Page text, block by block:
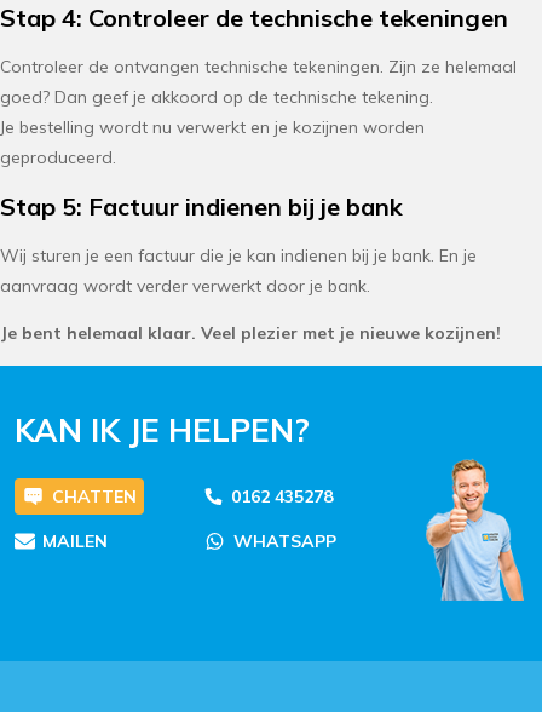
Stap 4: Controleer de technische tekeningen
Controleer de ontvangen technische tekeningen. Zijn ze helemaal
goed? Dan geef je akkoord op de technische tekening.
Je bestelling wordt nu verwerkt en je kozijnen worden
geproduceerd.
Stap 5: Factuur indienen bij je bank
Wij sturen je een factuur die je kan indienen bij je bank. En je
aanvraag wordt verder verwerkt door je bank.
Je bent helemaal klaar. Veel plezier met je nieuwe kozijnen!
KAN IK JE HELPEN?
CHATTEN 0162 435278
MAILEN WHATSAPP